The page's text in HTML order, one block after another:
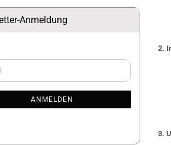
2.
3.
Anmeldung
ANMELDEN